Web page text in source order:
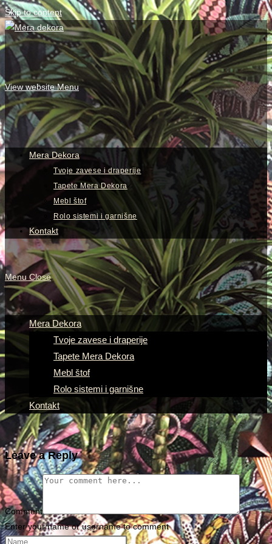
Skip to content
View website Menu
Mera Dekora
Tvoje zavese i draperije
Tapete Mera Dekora
Mebl štof
Rolo sistemi i garnišne
Kontakt
Menu Close
Mera Dekora
Tvoje zavese i draperije
Tapete Mera Dekora
Mebl štof
Rolo sistemi i garnišne
Kontakt
Leave a Reply
Comment
Enter your name or username to comment